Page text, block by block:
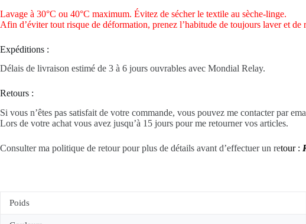
Lavage à 30°C ou 40°C maximum. Évitez de sécher le textile au sèche-linge.
Afin d’éviter tout risque de déformation, prenez l’habitude de toujours laver et de
Expéditions :
Délais de livraison estimé de 3 à 6 jours ouvrables avec Mondial Relay.
Retours :
Si vous n’êtes pas satisfait de votre commande, vous pouvez me contacter par
Lors de votre achat vous avez jusqu’à 15 jours pour me retourner vos articles.
Consulter ma politique de retour pour plus de détails avant d’effectuer un retour :
Poids